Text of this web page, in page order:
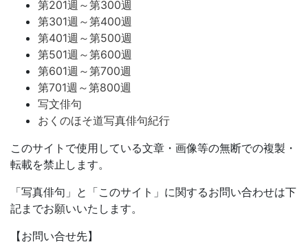
第201週～第300週
第301週～第400週
第401週～第500週
第501週～第600週
第601週～第700週
第701週～第800週
写文俳句
おくのほそ道写真俳句紀行
このサイトで使用している文章・画像等の無断での複製・
転載を禁止します。
「写真俳句」と「このサイト」に関するお問い合わせは下
記までお願いいたします。
【お問い合せ先】